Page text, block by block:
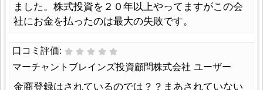
ました。株式投資を２０年以上やってますがこの会
社にお金を払ったのは最大の失敗です。
口コミ評価:
マーチャントブレインズ投資顧問株式会社 ユーザー
金商登録はされているのでは？？まあされていない